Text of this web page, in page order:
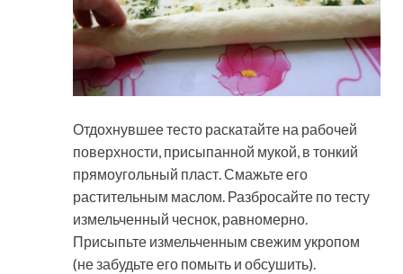
Отдохнувшее тесто раскатайте на рабочей
поверхности, присыпанной мукой, в тонкий
прямоугольный пласт. Смажьте его
растительным маслом. Разбросайте по тесту
измельченный чеснок, равномерно.
Присыпьте измельченным свежим укропом
(не забудьте его помыть и обсушить).